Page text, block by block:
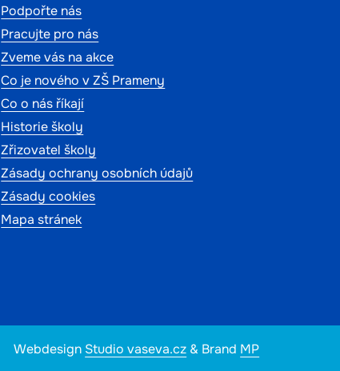
Podpořte nás
Pracujte pro nás
Zveme vás na akce
Co je nového v ZŠ Prameny
Co o nás říkají
Historie školy
Zřizovatel školy
Zásady ochrany osobních údajů
Zásady cookies
Mapa stránek
Webdesign Studio vaseva.cz & Brand MP